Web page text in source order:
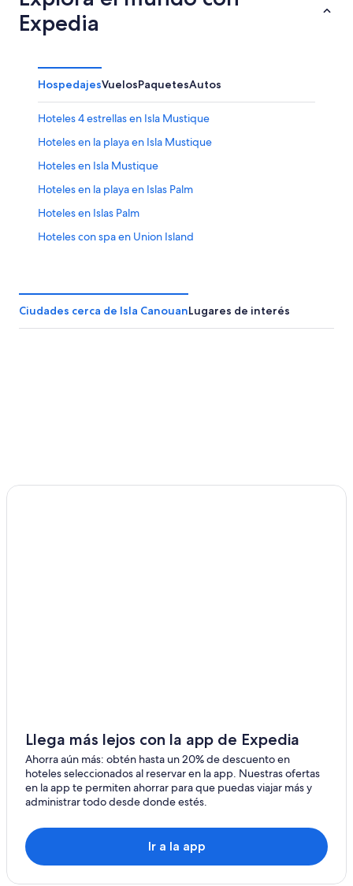
Expedia
HospedajesVuelosPaquetesAutos
Hoteles 4 estrellas en Isla Mustique
Hoteles en la playa en Isla Mustique
Hoteles en Isla Mustique
Hoteles en la playa en Islas Palm
Hoteles en Islas Palm
Hoteles con spa en Union Island
Ciudades cerca de Isla CanouanLugares de interés
Llega más lejos con la app de Expedia
Ahorra aún más: obtén hasta un 20% de descuento en
hoteles seleccionados al reservar en la app. Nuestras ofertas
en la app te permiten ahorrar para que puedas viajar más y
administrar todo desde donde estés.
Ir a la app